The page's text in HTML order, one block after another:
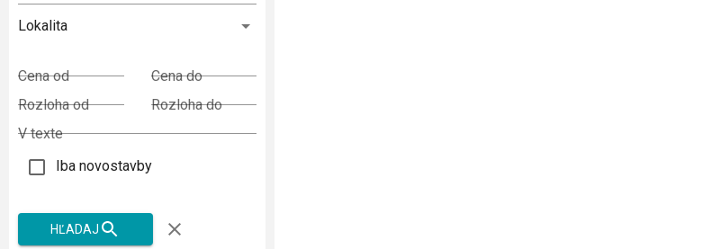
Lokalita
Cena od
Cena do
Rozloha od
Rozloha do
V texte
Iba novostavby
HĽADAJ